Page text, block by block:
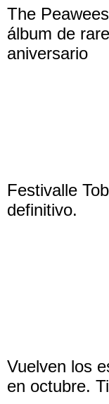
The
álbum de
aniversario
Festivalle
definitivo.
Vuelven los
en octubre.